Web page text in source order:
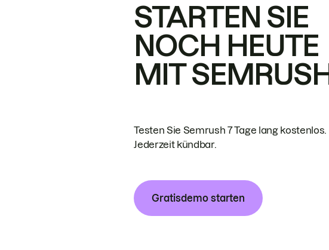
STARTEN SIE
NOCH HEUTE
MIT
Testen Sie Semrush 7 Tage lang kostenlos.
Jederzeit kündbar.
Gratisdemo starten